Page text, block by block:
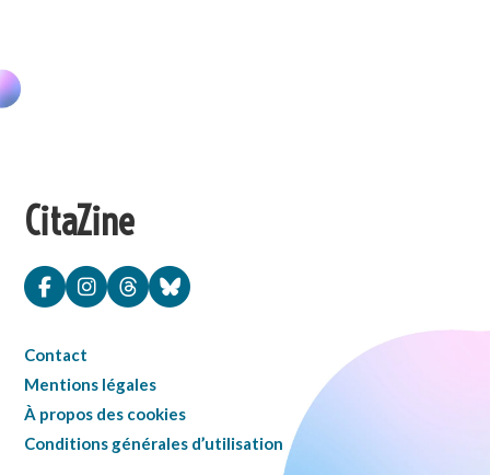
CitaZine
Contact
Mentions légales
À propos des cookies
Conditions générales d’utilisation